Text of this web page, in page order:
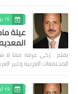
16 يوليو 2020
عيلة
بقلم : زكى عرفه مما لا
المجتمعات العربيه وغير
19 أبريل 2020